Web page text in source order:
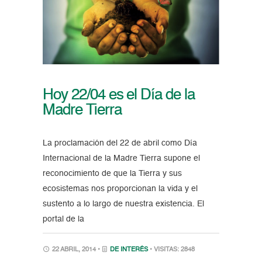
Hoy 22/04 es el Día de la
Madre Tierra
La proclamación del 22 de abril como Día
Internacional de la Madre Tierra supone el
reconocimiento de que la Tierra y sus
ecosistemas nos proporcionan la vida y el
sustento a lo largo de nuestra existencia. El
portal de la
22 ABRIL, 2014 • DE INTERÉS • VISITAS: 2848